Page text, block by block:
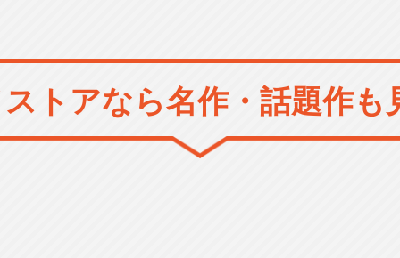
トアなら名作・話題作も